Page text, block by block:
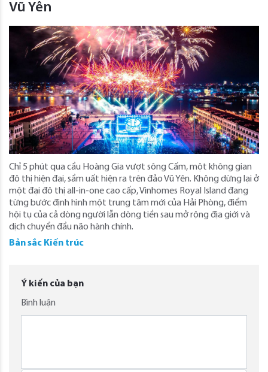
Vũ Yên
Chỉ 5 phút qua cầu Hoàng Gia vượt sông Cấm, một không gian
đô thị hiện đại, sầm uất hiện ra trên đảo Vũ Yên. Không dừng lại ở
một đại đô thị all-in-one cao cấp, Vinhomes Royal Island đang
từng bước định hình một trung tâm mới của Hải Phòng, điểm
hội tụ của cả dòng người lẫn dòng tiền sau mở rộng địa giới và
dịch chuyển đầu não hành chính.
Bản sắc Kiến trúc
Ý kiến của bạn
Bình luận